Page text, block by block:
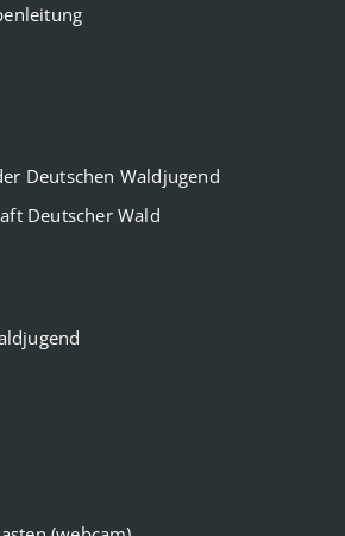
Deutschen Waldjugend
Deutscher Wald